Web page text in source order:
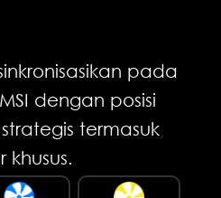
pada
dengan posisi
termasuk